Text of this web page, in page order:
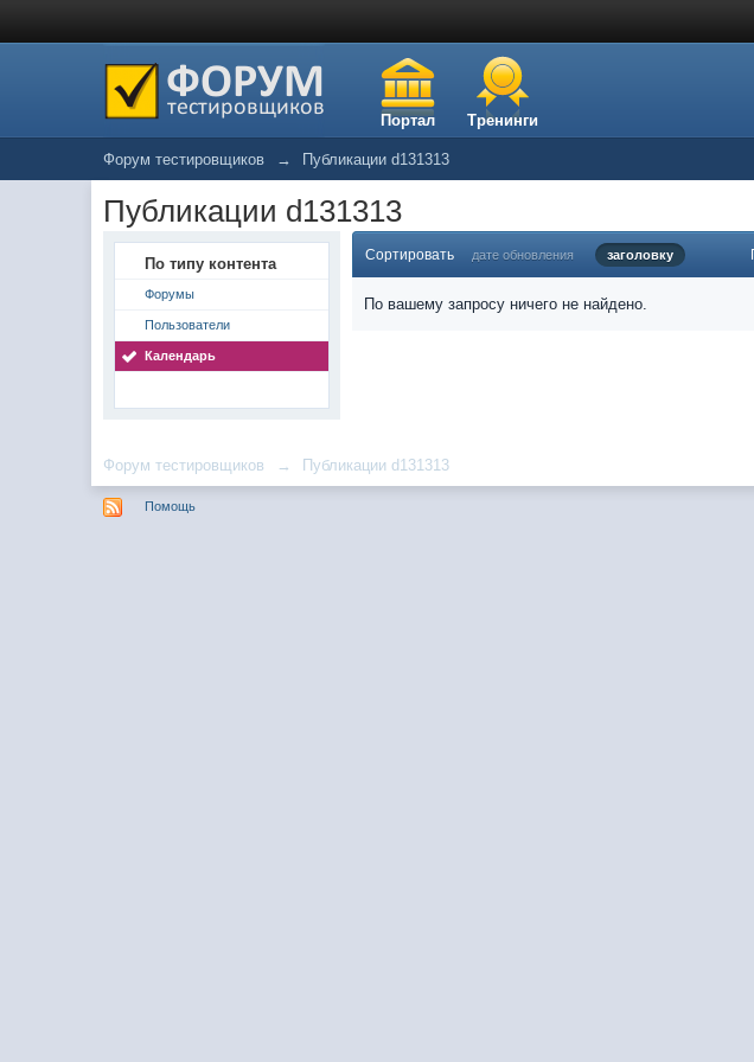
Портал Тренинги
Форум тестировщиков → Публикации d131313
Публикации d131313
По типу контента
Форумы
Пользователи
Календарь
Сортировать дате обновления заголовку
По вашему запросу ничего не найдено.
Форум тестировщиков → Публикации d131313
Помощь